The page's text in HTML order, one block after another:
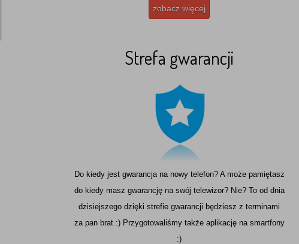
zobacz więcej
Strefa gwarancji
Do kiedy jest gwarancja na nowy telefon? A może pamiętasz
do kiedy masz gwarancję na swój telewizor? Nie? To od dnia
dzisiejszego dzięki strefie gwarancji będziesz z terminami
za pan brat :) Przygotowaliśmy także aplikację na smartfony
:)